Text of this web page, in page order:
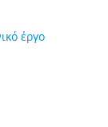
έργο